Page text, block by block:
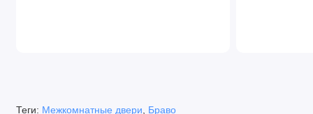
Теги: Межкомнатные двери Браво